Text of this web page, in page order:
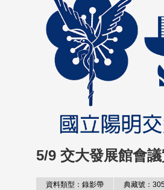
5/9 交大發展館會
資料類型：錄影帶 典藏號：